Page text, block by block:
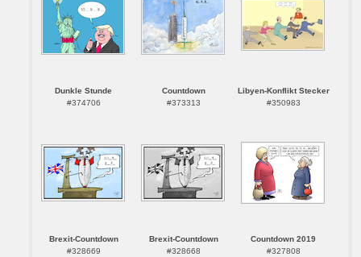
Dunkle Stunde
#374706
Countdown
#373313
Libyen-Konflikt Stecker
#350983
Brexit-Countdown
#328669
Brexit-Countdown
#328668
Countdown 2019
#327808